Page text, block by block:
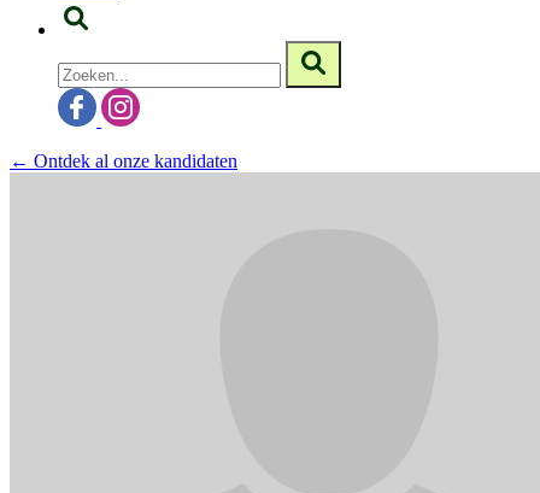
← Ontdek al onze kandidaten